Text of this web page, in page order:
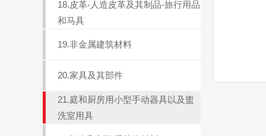
18.皮革-人造皮革及其制品-旅行用品
和马具
19.非金属建筑材料
20.家具及其部件
21.庭和厨房用小型手动器具以及盥
洗室用具